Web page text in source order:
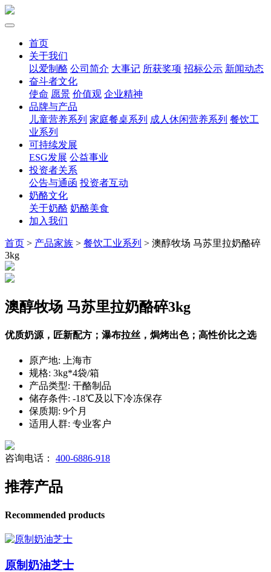
首页
关于我们
以爱制酪 公司简介 大事记 所获奖项 招标公示 新闻动态
奋斗者文化
使命 愿景 价值观 企业精神
品牌与产品
儿童营养系列 家庭餐桌系列 成人休闲营养系列 餐饮工
业系列
可持续发展
ESG发展 公益事业
投资者关系
公告与通函 投资者互动
奶酪文化
关于奶酪 奶酪美食
加入我们
首页 > 产品家族 > 餐饮工业系列 > 澳醇牧场 马苏里拉奶酪碎
3kg
澳醇牧场 马苏里拉奶酪碎3kg
优质奶源，匠新配方；瀑布拉丝，焗烤出色；高性价比之选
原产地: 上海市
规格: 3kg*4袋/箱
产品类型: 干酪制品
储存条件: -18℃及以下冷冻保存
保质期: 9个月
适用人群: 专业客户
咨询电话： 400-6886-918
推荐产品
Recommended products
原制奶油芝士